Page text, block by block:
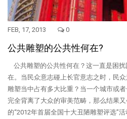
FEB, 17, 2013 0
公共雕塑的公共性何在?
公共雕塑的公共性何在？这一直是困
在。当民众意志碰上长官意志之时，民
雕塑当中占有多大比重？当一个城市或
完全背离了大众的审美范畴，那么结果
的“2012年首届全国十大丑陋雕塑评选”